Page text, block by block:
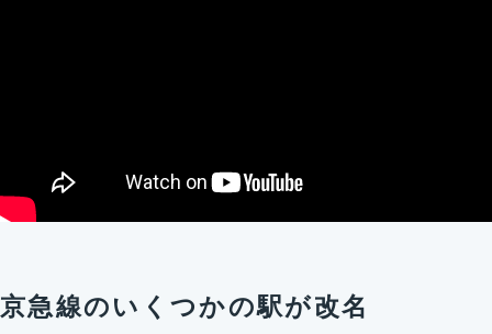
京急線のいくつかの駅が改名